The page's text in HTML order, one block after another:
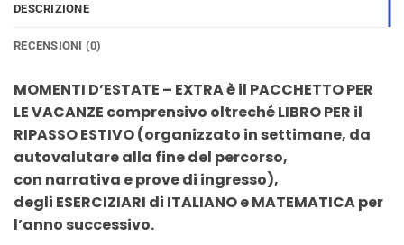
DESCRIZIONE
RECENSIONI (0)
MOMENTI D’ESTATE – EXTRAè il PACCHETTO PER
LE VACANZE comprensivo oltrechéLIBRO PER il
RIPASSO ESTIVO(organizzato in settimane, da
autovalutare alla fine del percorso,
con narrativa eprove di ingresso),
degli ESERCIZIARI di ITALIANO e MATEMATICA per
l’anno successivo.